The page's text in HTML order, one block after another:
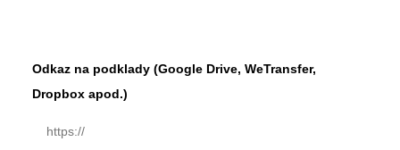
Odkaz na podklady (Google Drive, WeTransfer,
Dropbox apod.)